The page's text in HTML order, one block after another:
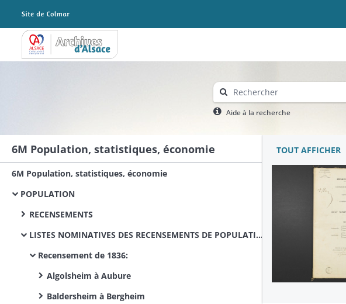
Archives Alsace - Colmar
Aide à la recherche
6M Population, statistiques, économie
6M Population, statistiques, économie
POPULATION
RECENSEMENTS
LISTES NOMINATIVES DES RECENSEMENTS DE POPULATION
Recensement de 1836:
Algolsheim à Aubure
Baldersheim à Bergheim
TOUT AFFICHER